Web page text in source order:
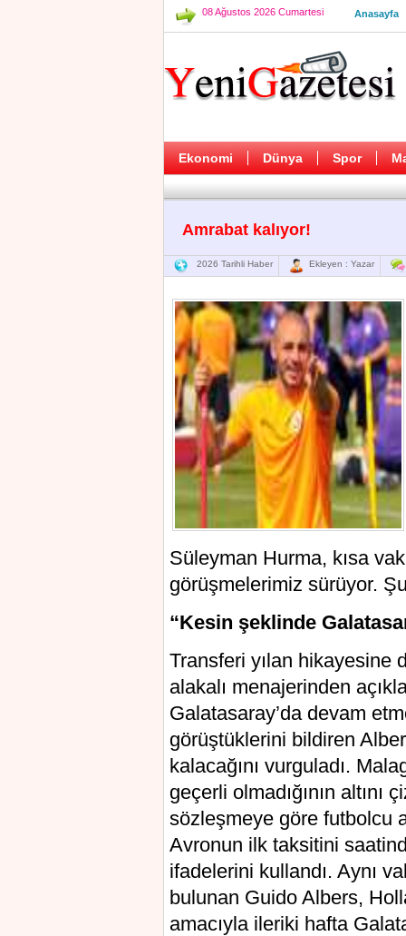
08 Ağustos 2026 Cumartesi Anasayfa
Ekonomi Dünya Spor
Amrabat kalıyor!
2026 Tarihli Haber Ekleyen : Yazar
Süleyman Hurma, kısa
görüşmelerimiz sürüyor.
“Kesin şeklinde
Transferi yılan hikayesine
alakalı menajerinden
Galatasaray’da devam
görüştüklerini bildiren
kalacağını vurguladı.
geçerli olmadığının
sözleşmeye göre futbolcu
Avronun ilk taksitini
ifadelerini kullandı. Aynı
bulunan Guido Albers,
amacıyla ileriki hafta